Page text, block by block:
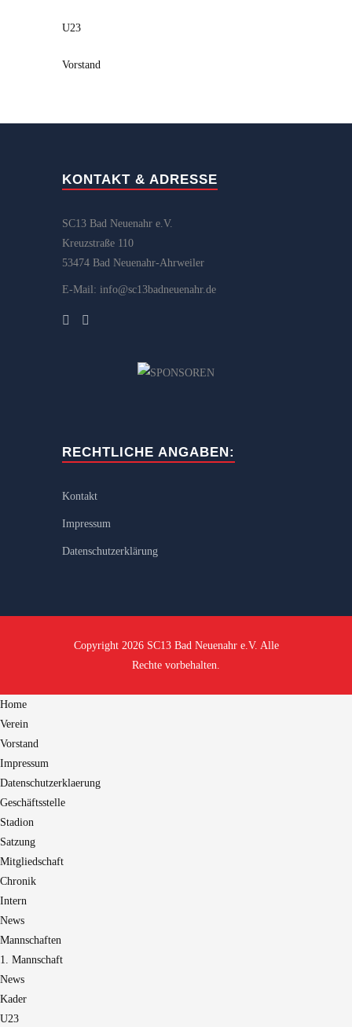
U23
Vorstand
KONTAKT & ADRESSE
SC13 Bad Neuenahr e.V.
Kreuzstraße 110
53474 Bad Neuenahr-Ahrweiler
E-Mail: info@sc13badneuenahr.de
RECHTLICHE ANGABEN:
Kontakt
Impressum
Datenschutzerklärung
Copyright 2026 SC13 Bad Neuenahr e.V. Alle
Rechte vorbehalten.
Home
Verein
Vorstand
Impressum
Datenschutzerklaerung
Geschäftsstelle
Stadion
Satzung
Mitgliedschaft
Chronik
Intern
News
Mannschaften
1. Mannschaft
News
Kader
U23